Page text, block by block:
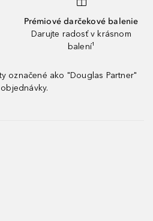
Prémiové darčekové balenie
Darujte radosť v krásnom
balení¹
označené ako "Douglas Partner"